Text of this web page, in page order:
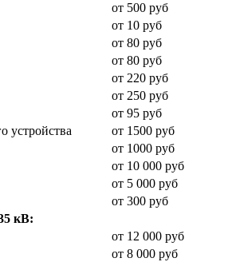
от 500 руб
от 10 руб
от 80 руб
от 80 руб
от 220 руб
от 250 руб
от 95 руб
устройства
от 1500 руб
от 1000 руб
от 10 000 руб
от 5 000 руб
от 300 руб
кВ:
от 12 000 руб
от 8 000 руб